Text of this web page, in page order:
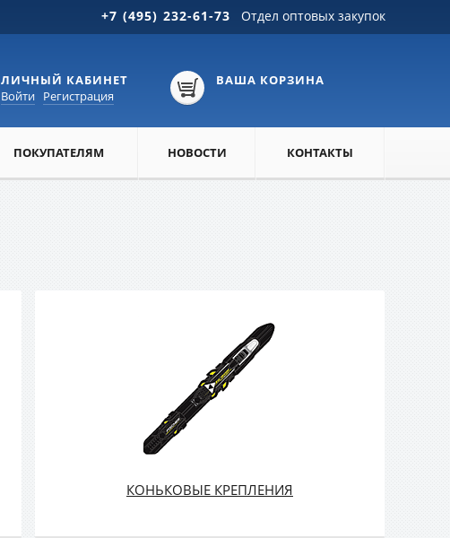
+7 (495) 232-61-73 Отдел оптовых закупок
ЛИЧНЫЙ КАБИНЕТ
Войти Регистрация
ВАША КОРЗИНА
ПОКУПАТЕЛЯМ НОВОСТИ КОНТАКТЫ
КОНЬКОВЫЕ КРЕПЛЕНИЯ